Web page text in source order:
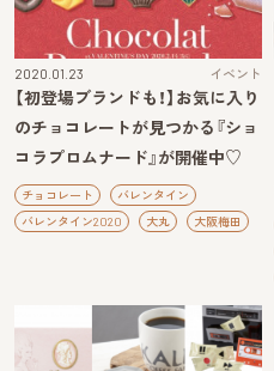
2020.01.23 イベント
【初登場ブランドも！】お気に入り
のチョコレートが見つかる『ショ
コラプロムナード』が開催中♡
チョコレート
バレンタイン
バレンタイン2020
大丸 大阪梅田